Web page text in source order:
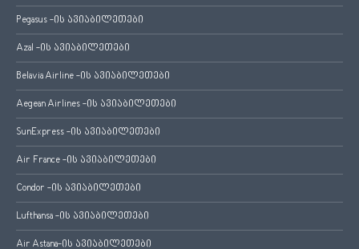
Pegasus -ის ავიაბილეთები
Azal -ის ავიაბილეთები
Belavia Airline -ის ავიაბილეთები
Aegean Airlines -ის ავიაბილეთები
SunExpress -ის ავიაბილეთები
Air France -ის ავიაბილეთები
Condor -ის ავიაბილეთები
Lufthansa -ის ავიაბილეთები
Air Astana-ის ავიაბილეთები